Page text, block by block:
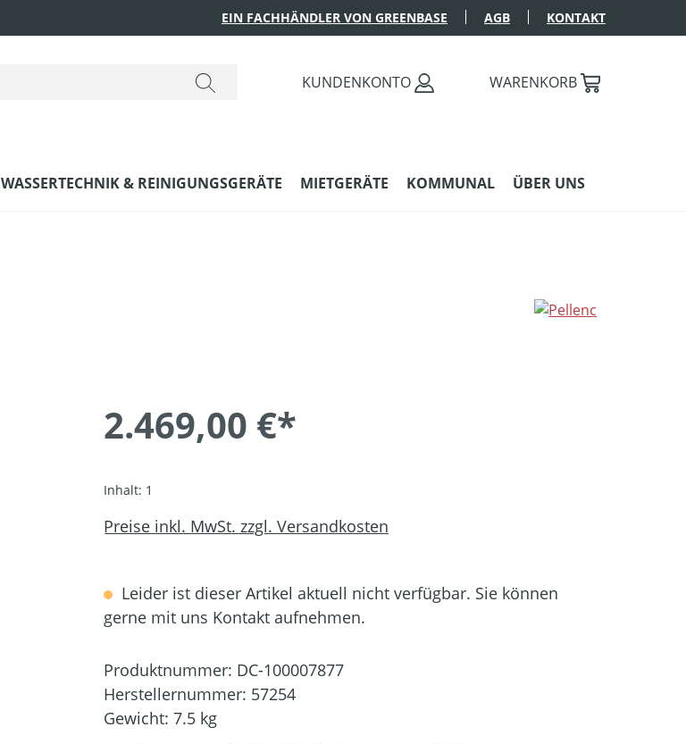
EIN FACHHÄNDLER VON GREENBASE AGB KONTAKT
KUNDENKONTO WARENKORB
WASSERTECHNIK & REINIGUNGSGERÄTE MIETGERÄTE KOMMUNAL ÜBER UNS
2.469,00 €*
Inhalt: 1
Preise inkl. MwSt. zzgl. Versandkosten
Leider ist dieser Artikel aktuell nicht verfügbar. Sie können
gerne mit uns Kontakt aufnehmen.
Produktnummer: DC-100007877
Herstellernummer: 57254
Gewicht: 7.5 kg